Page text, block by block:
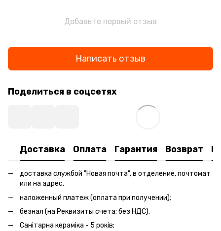
Добавьте первый отзыв
Написать отзыв
Поделиться в соцсетях
Доставка Оплата Гарантия Возврат
доставка службой "Новая почта", в отделение, почтомат
или на адрес.
наложенный платеж (оплата при получении);
безнал (на Реквизиты счета; без НДС).
Санітарна кераміка - 5 років;